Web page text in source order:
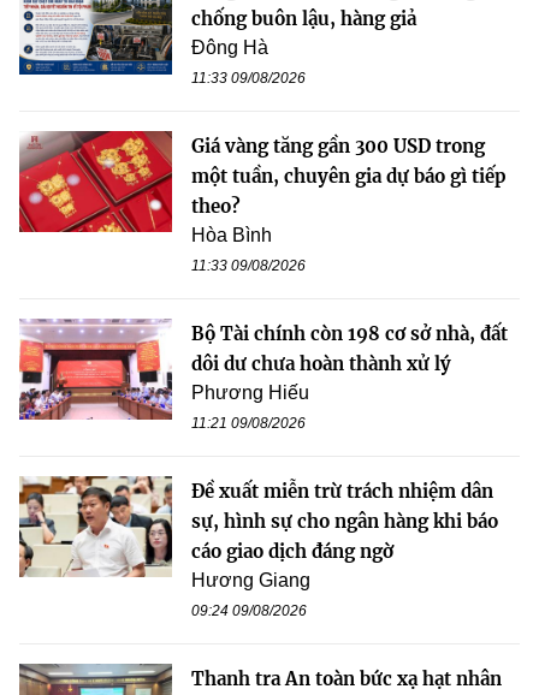
chống buôn lậu, hàng giả
Đông Hà
11:33 09/08/2026
Giá vàng tăng gần 300 USD trong
một tuần, chuyên gia dự báo gì tiếp
theo?
Hòa Bình
11:33 09/08/2026
Bộ Tài chính còn 198 cơ sở nhà, đất
dôi dư chưa hoàn thành xử lý
Phương Hiếu
11:21 09/08/2026
Đề xuất miễn trừ trách nhiệm dân
sự, hình sự cho ngân hàng khi báo
cáo giao dịch đáng ngờ
Hương Giang
09:24 09/08/2026
Thanh tra An toàn bức xạ hạt nhân